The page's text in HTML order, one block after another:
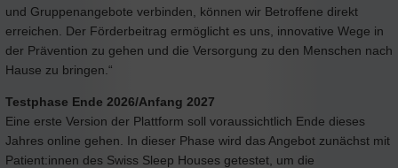
und Gruppenangebote verbinden, können wir Betroffene direkt
erreichen. Der Förderbeitrag ermöglicht es uns, innovative Wege in
der Prävention zu gehen und die Versorgung zu den Menschen nach
Hause zu bringen.“
Testphase Ende 2026/Anfang 2027
Eine erste Version der Plattform soll voraussichtlich Ende dieses
Jahres online gehen. In dieser Phase wird das Angebot zunächst mit
Patient:innen des Swiss Sleep Houses getestet, um die